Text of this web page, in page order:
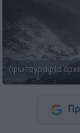
(φωτογραφία